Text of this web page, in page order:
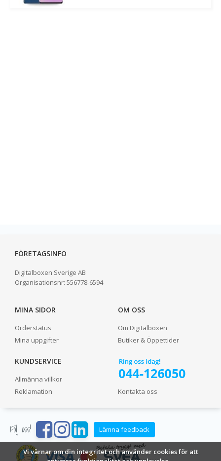
Vi värnar om din integritet och använder cookies för att
FÖRETAGSINFO
Digitalboxen Sverige AB
Organisationsnr: 556778-6594
MINA SIDOR
Orderstatus
Mina uppgifter
OM OSS
Om Digitalboxen
Butiker & Öppettider
KUNDSERVICE
Allmänna villkor
Reklamation
Kontakta oss
Följ oss! Lämna feedback